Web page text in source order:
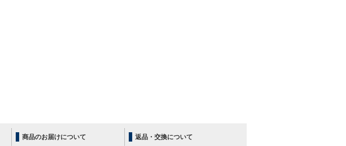
商品のお届けについて 返品・交換について